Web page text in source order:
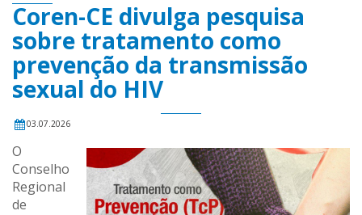
Coren-CE divulga pesquisa
sobre tratamento como
prevenção da transmissão
sexual do HIV
03.07.2026
O
Conselho
Regional
de